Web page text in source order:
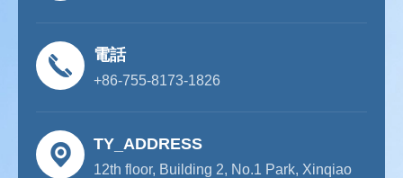
電話
+86-755-8173-1826
TY_ADDRESS
12th floor, Building 2, No.1 Park, Xinqiao